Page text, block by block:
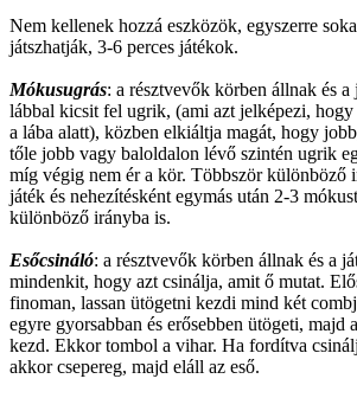
Nem kellenek hozzá eszközök, egyszerre
játszhatják, 3-6 perces játékok.
Mókusugrás: a résztvevők körben állnak és a
lábbal kicsit fel ugrik, (ami azt jelképezi, hogy
a lába alatt), közben elkiáltja magát, hogy
tőle jobb vagy baloldalon lévő szintén ugrik
míg végig nem ér a kör. Többször különböző
játék és nehezítésként egymás után 2-3
különböző irányba is.
Esőcsináló: a résztvevők körben állnak és a
mindenkit, hogy azt csinálja, amit ő mutat.
finoman, lassan ütögetni kezdi mind két
egyre gyorsabban és erősebben ütögeti, majd
kezd. Ekkor tombol a vihar. Ha fordítva
akkor csepereg, majd eláll az eső.